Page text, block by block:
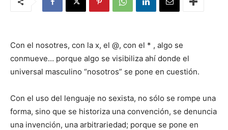
Con el nosotres, con la x, el @, con el * , algo se
conmueve… porque algo se visibiliza ahí donde el
universal masculino “nosotros” se pone en cuestión.
Con el uso del lenguaje no sexista, no sólo se rompe una
forma, sino que se historiza una convención, se denuncia
una invención, una arbitrariedad; porque se pone en